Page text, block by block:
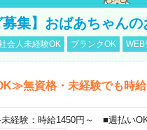
募集】おばあちゃん
会人未経験OK ブランクOK WEB
無資格・未経験でも時給
未経験：時給1450円～ ■週払い